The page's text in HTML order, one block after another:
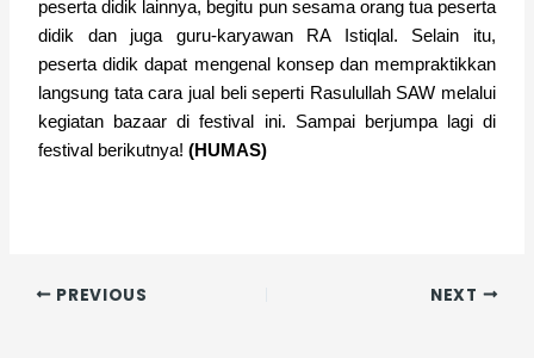
peserta didik lainnya, begitu pun sesama orang tua peserta
didik dan juga guru-karyawan RA Istiqlal. Selain itu,
peserta didik dapat mengenal konsep dan mempraktikkan
langsung tata cara jual beli seperti Rasulullah SAW melalui
kegiatan bazaar di festival ini. Sampai berjumpa lagi di
festival berikutnya! (HUMAS)
PREVIOUS NEXT